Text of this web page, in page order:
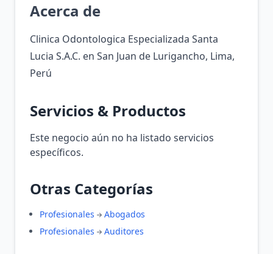
Acerca de
Clinica Odontologica Especializada Santa
Lucia S.A.C. en San Juan de Lurigancho, Lima,
Perú
Servicios & Productos
Este negocio aún no ha listado servicios
específicos.
Otras Categorías
Profesionales
Abogados
Profesionales
Auditores